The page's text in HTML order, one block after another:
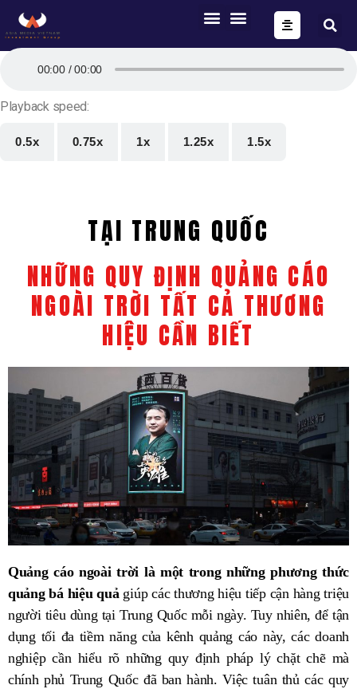
ì
00:00 00:00
Playback speed:
0.5x 0.75x 1x 1.25x 1.5x
TẠI TRUNG QUỐC
NHỮNG QUY ĐỊNH QUẢNG CÁO
NGOÀI TRỜI TẤT CẢ THƯƠNG
HIỆU CẦN BIẾT
Quảng cáo ngoài trời là một trong những phương thức
quảng bá hiệu quảgiúp các thương hiệu tiếp cận hàng triệu
người tiêu dùng tại Trung Quốc mỗi ngày. Tuy nhiên, để tận
dụng tối đa tiềm năng của kênh quảng cáo này, các doanh
nghiệp cần hiểu rõ những quy định pháp lý chặt chẽ mà
chính phủ Trung Quốc đã ban hành. Việc tuân thủ các quy